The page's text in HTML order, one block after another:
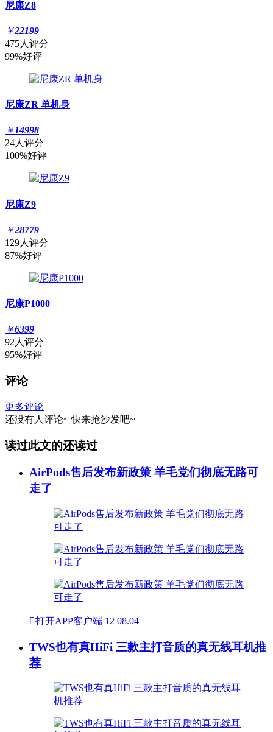
尼康Z8
￥22199
475人评分
99%好评
尼康ZR 单机身
￥14998
24人评分
100%好评
尼康Z9
￥28779
129人评分
87%好评
尼康P1000
￥6399
92人评分
95%好评
评论
更多评论
还没有人评论~ 快来抢沙发吧~
读过此文的还读过
AirPods售后发布新政策 羊毛党们彻底无路可
走了
打开APP客户端 12 08.04
TWS也有真HiFi 三款主打音质的真无线耳机推
荐